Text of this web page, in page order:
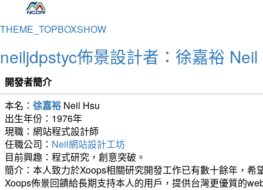
THEME_TOPBOXSHOW
neiljdpstyc佈景設計者：徐嘉裕
開發者簡介
本名： 徐嘉裕 Neil Hsu
出生年份：1976年
現職：網站程式設計師
任職公司： Neil網站設計工坊
目前興趣：程式研究，創意突破。
簡介：本人致力於Xoops相關研究開發工作已有數十餘年，
Xoops佈景回饋給長期支持本人的用戶，提供台灣更優質的